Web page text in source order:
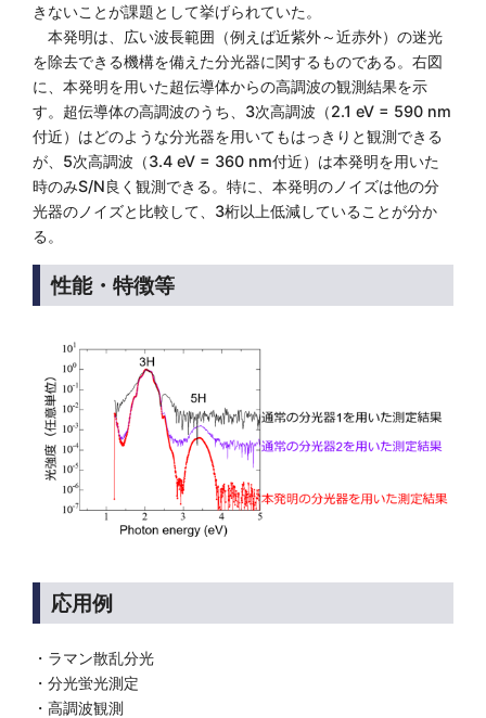
きないことが課題として挙げられていた。
本発明は、広い波長範囲（例えば近紫外～近赤外）の迷光
を除去できる機構を備えた分光器に関するものである。右図
に、本発明を用いた超伝導体からの高調波の観測結果を示
す。超伝導体の高調波のうち、3次高調波（2.1 eV = 590 nm
付近）はどのような分光器を用いてもはっきりと観測できる
が、5次高調波（3.4 eV = 360 nm付近）は本発明を用いた
時のみS/N良く観測できる。特に、本発明のノイズは他の分
光器のノイズと比較して、3桁以上低減していることが分か
る。
性能・特徴等
応用例
・ラマン散乱分光
・分光蛍光測定
・高調波観測